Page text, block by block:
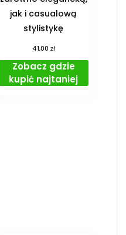
jak i casualową
stylistykę
41,00 zł
Zobacz gdzie
kupić najtaniej